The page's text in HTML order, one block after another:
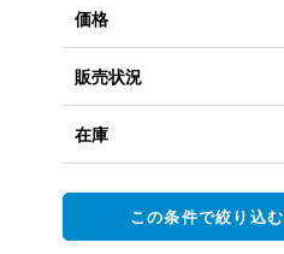
価格
販売状況
在庫
この条件で絞り込む